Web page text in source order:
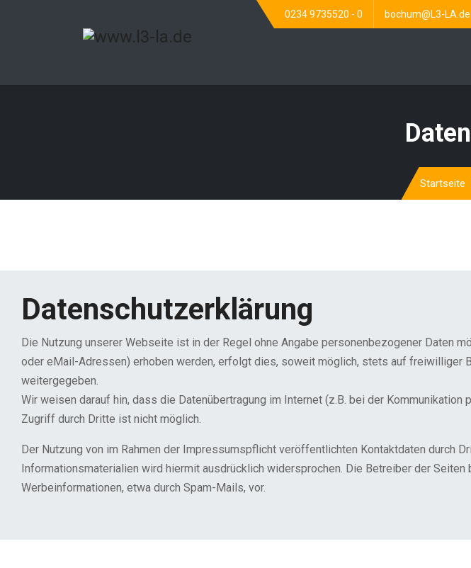
0234 9735520 - 0 bochum@L3-LA.de
Startseite
Datenschutzerklärung
Die Nutzung unserer Webseite ist in der Regel ohne Angabe personenbezogener Daten
oder eMail-Adressen) erhoben werden, erfolgt dies, soweit möglich, stets auf freiwilliger
weitergegeben.
Wir weisen darauf hin, dass die Datenübertragung im Internet (z.B. bei der
Zugriff durch Dritte ist nicht möglich.
Der Nutzung von im Rahmen der Impressumspflicht veröffentlichten Kontaktdaten durch
Informationsmaterialien wird hiermit ausdrücklich widersprochen. Die Betreiber der
Werbeinformationen, etwa durch Spam-Mails, vor.